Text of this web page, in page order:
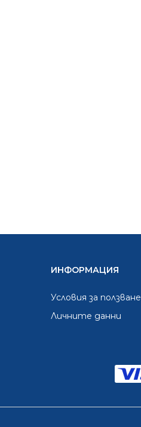
ИНФОРМАЦИЯ
Условия за ползване
Личните данни